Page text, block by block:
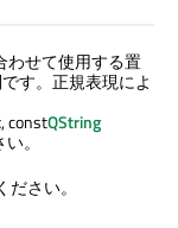
わせて使用する置
す。正規表現によ
constQString
。
ださい。